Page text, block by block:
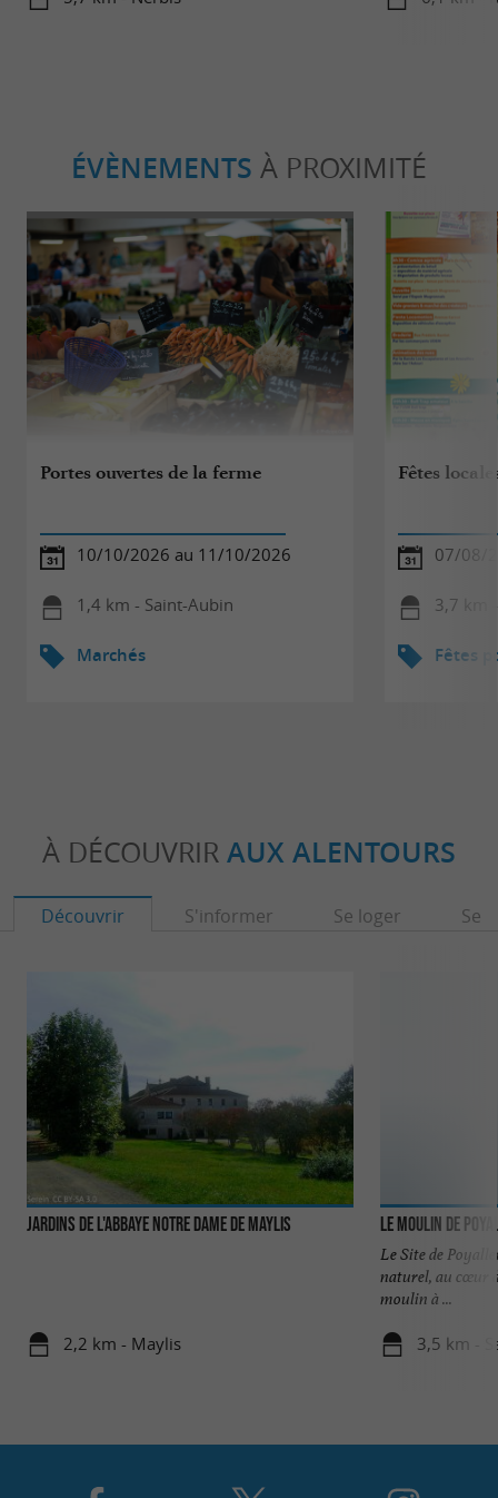
ÉVÈNEMENTS À PROXIMITÉ
Portes ouvertes de la ferme
10/10/2026 au 11/10/2026
1,4 km - Saint-Aubin
Marchés
Fêtes
07/08/
3,7 km
Fêtes
À DÉCOUVRIR AUX ALENTOURS
Découvrir S'informer Se loger Se
Jardins de l'Abbaye Notre Dame de Maylis
2,2 km - Maylis
Le Moulin de
Le Site de
naturel, au cœur
moulin à ...
3,5 km -